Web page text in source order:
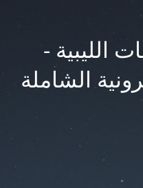
الليبية -
الشاملة